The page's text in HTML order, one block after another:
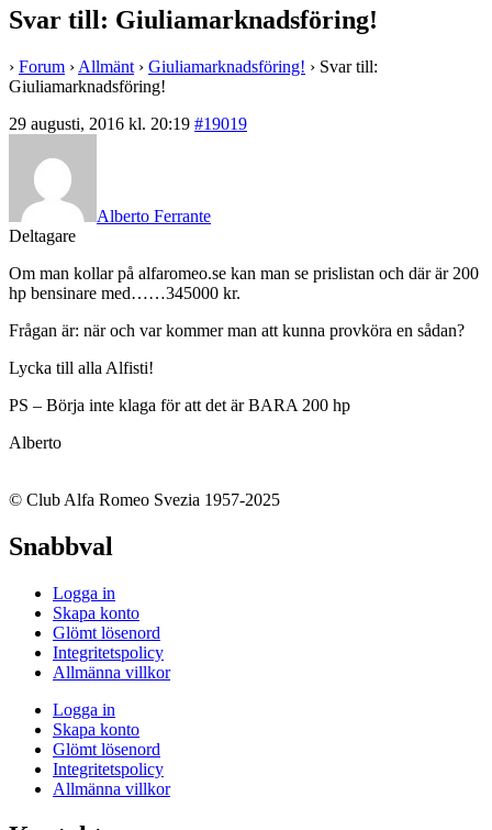
Svar till: Giuliamarknadsföring!
› Forum › Allmänt › Giuliamarknadsföring! › Svar till:
Giuliamarknadsföring!
29 augusti, 2016 kl. 20:19 #19019
Alberto Ferrante
Deltagare
Om man kollar på alfaromeo.se kan man se prislistan och där är 200
hp bensinare med……345000 kr.
Frågan är: när och var kommer man att kunna provköra en sådan?
Lycka till alla Alfisti!
PS – Börja inte klaga för att det är BARA 200 hp
Alberto
© Club Alfa Romeo Svezia 1957-2025
Snabbval
Logga in
Skapa konto
Glömt lösenord
Integritetspolicy
Allmänna villkor
Logga in
Skapa konto
Glömt lösenord
Integritetspolicy
Allmänna villkor